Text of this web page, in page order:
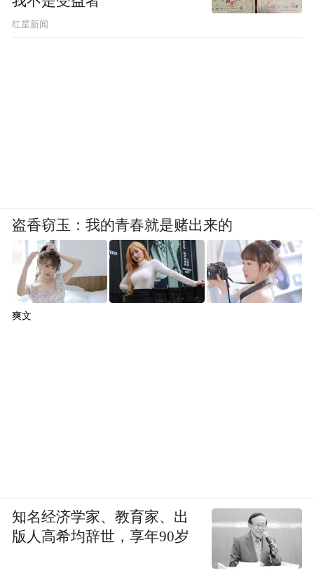
红星新闻
盗香窃玉：我的青春就是赌出来的
爽文
知名经济学家、教育家、出
版人高希均辞世，享年90岁